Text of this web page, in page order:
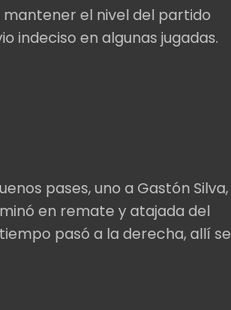
mantener el nivel del partido
indeciso en algunas jugadas.
pases, uno a Gastón Silva,
en remate y atajada del
pasó a la derecha, allí se